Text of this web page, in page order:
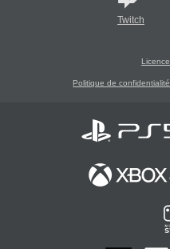
Twitch
Licence
Politique de confidentialité